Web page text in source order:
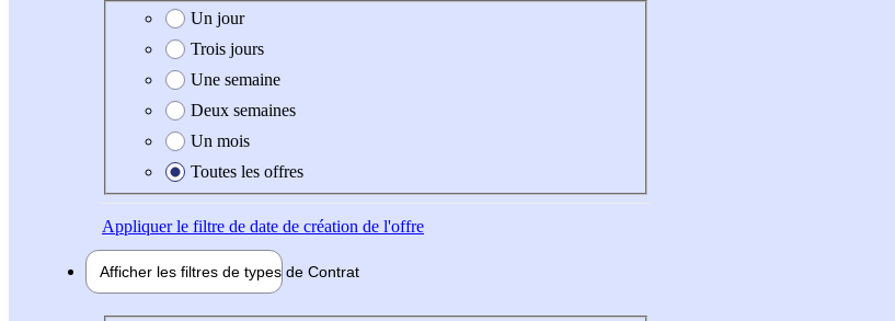
Date de création de l'offre
Un jour
Trois jours
Une semaine
Deux semaines
Un mois
Toutes les offres
Appliquerle filtre de date de création de l'offre
Afficher les filtres de types de Contrat